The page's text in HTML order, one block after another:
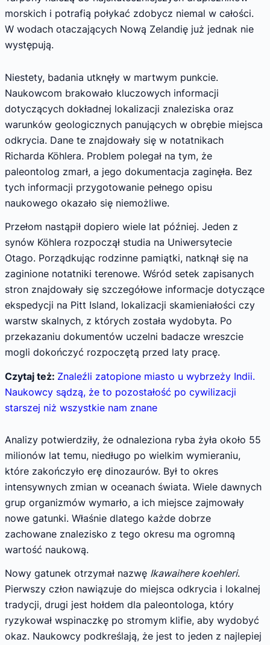
morskich i potrafią połykać zdobycz niemal w całości.
W wodach otaczających Nową Zelandię już jednak nie
występują.
Niestety, badania utknęły w martwym punkcie.
Naukowcom brakowało kluczowych informacji
dotyczących dokładnej lokalizacji znaleziska oraz
warunków geologicznych panujących w obrębie miejsca
odkrycia. Dane te znajdowały się w notatnikach
Richarda Köhlera. Problem polegał na tym, że
paleontolog zmarł, a jego dokumentacja zaginęła. Bez
tych informacji przygotowanie pełnego opisu
naukowego okazało się niemożliwe.
Przełom nastąpił dopiero wiele lat później. Jeden z
synów Köhlera rozpoczął studia na Uniwersytecie
Otago. Porządkując rodzinne pamiątki, natknął się na
zaginione notatniki terenowe. Wśród setek zapisanych
stron znajdowały się szczegółowe informacje dotyczące
ekspedycji na Pitt Island, lokalizacji skamieniałości czy
warstw skalnych, z których została wydobyta. Po
przekazaniu dokumentów uczelni badacze wreszcie
mogli dokończyć rozpoczętą przed laty pracę.
Czytaj też: Znaleźli zatopione miasto u wybrzeży Indii.
Naukowcy sądzą, że to pozostałość po cywilizacji
starszej niż wszystkie nam znane
Analizy potwierdziły, że odnaleziona ryba żyła około 55
milionów lat temu, niedługo po wielkim wymieraniu,
które zakończyło erę dinozaurów. Był to okres
intensywnych zmian w oceanach świata. Wiele dawnych
grup organizmów wymarło, a ich miejsce zajmowały
nowe gatunki. Właśnie dlatego każde dobrze
zachowane znalezisko z tego okresu ma ogromną
wartość naukową.
Nowy gatunek otrzymał nazwę Ikawaihere koehleri.
Pierwszy człon nawiązuje do miejsca odkrycia i lokalnej
tradycji, drugi jest hołdem dla paleontologa, który
ryzykował wspinaczkę po stromym klifie, aby wydobyć
okaz. Naukowcy podkreślają, że jest to jeden z najlepiej